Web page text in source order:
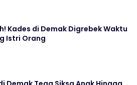
Kades di Demak Digrebek Waktu
Istri Orang